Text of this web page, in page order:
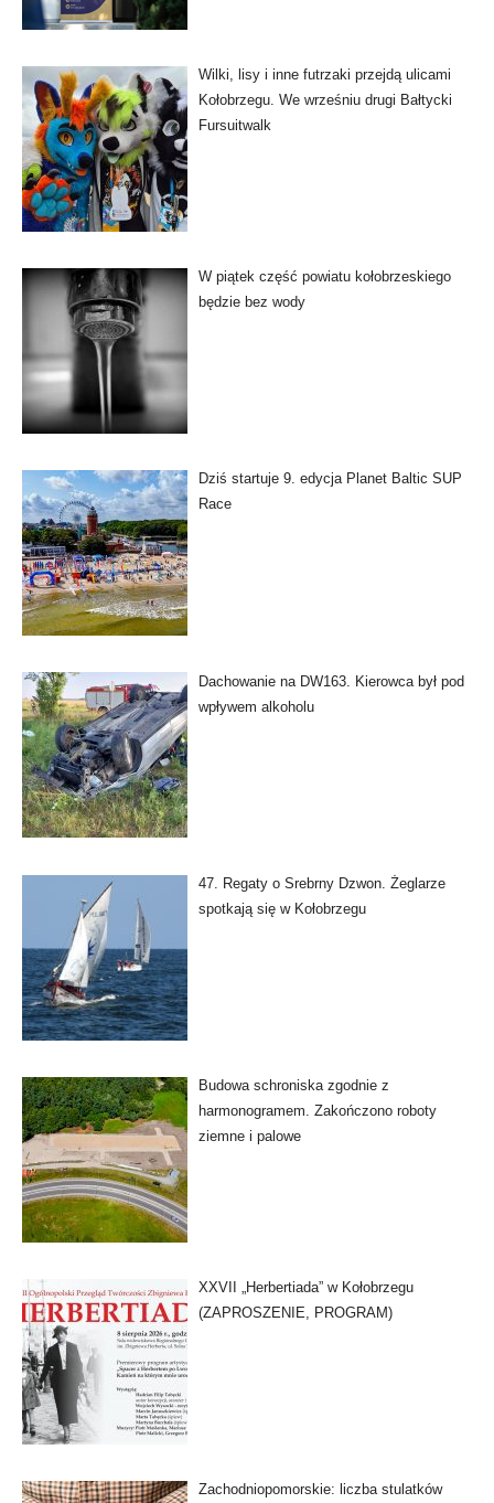
Wilki, lisy i inne futrzaki przejdą ulicami
Kołobrzegu. We wrześniu drugi Bałtycki
Fursuitwalk
W piątek część powiatu kołobrzeskiego
będzie bez wody
Dziś startuje 9. edycja Planet Baltic SUP
Race
Dachowanie na DW163. Kierowca był pod
wpływem alkoholu
47. Regaty o Srebrny Dzwon. Żeglarze
spotkają się w Kołobrzegu
Budowa schroniska zgodnie z
harmonogramem. Zakończono roboty
ziemne i palowe
XXVII „Herbertiada” w Kołobrzegu
(ZAPROSZENIE, PROGRAM)
Zachodniopomorskie: liczba stulatków